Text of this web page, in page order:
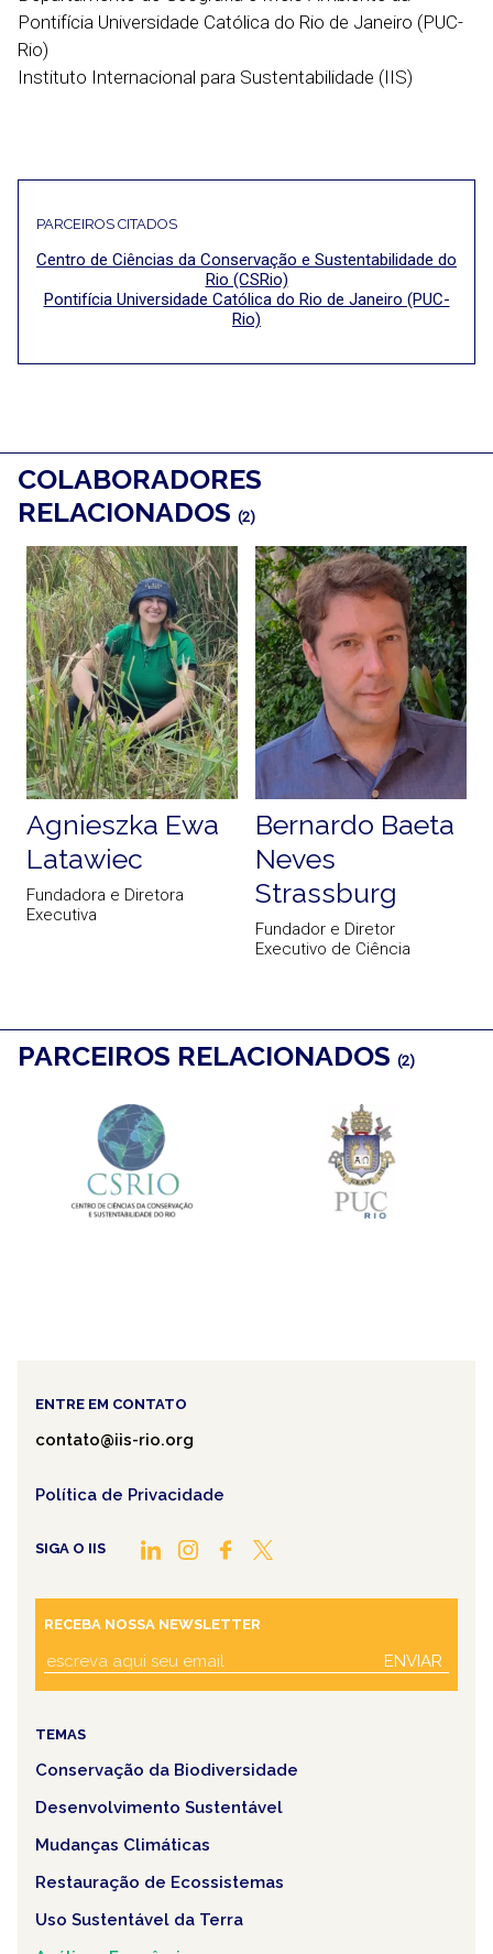
Pontifícia Universidade Católica do Rio de Janeiro (PUC-
Rio)
Instituto Internacional para Sustentabilidade (IIS)
PARCEIROS CITADOS
Centro de Ciências da Conservação e Sustentabilidade do
Rio (CSRio)
Pontifícia Universidade Católica do Rio de Janeiro (PUC-
Rio)
COLABORADORES
RELACIONADOS (2)
Agnieszka Ewa
Latawiec
Fundadora e Diretora
Executiva
Bernardo Baeta
Neves
Strassburg
Fundador e Diretor
Executivo de Ciência
PARCEIROS RELACIONADOS (2)
ENTRE EM CONTATO
contato@iis-rio.org
Política de Privacidade
SIGA O IIS
RECEBA NOSSA NEWSLETTER
ENVIAR
TEMAS
Conservação da Biodiversidade
Desenvolvimento Sustentável
Mudanças Climáticas
Restauração de Ecossistemas
Uso Sustentável da Terra